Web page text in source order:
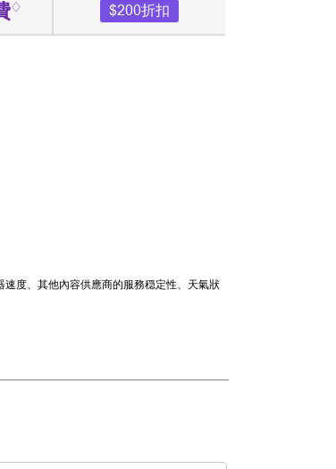
♢ $200折扣
度、其他內容供應商的服務穏定性、天氣狀